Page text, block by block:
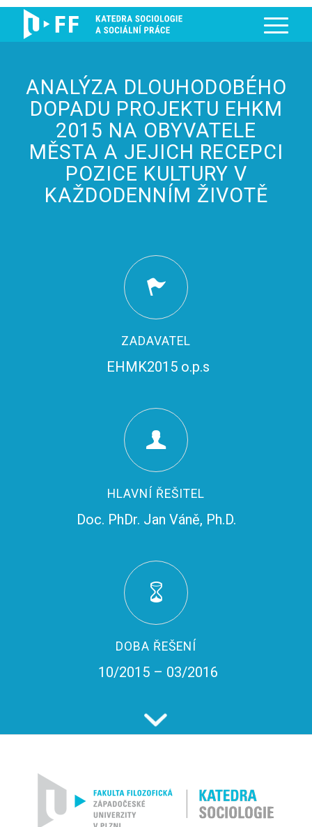
ANALÝZA DLOUHODOBÉHO
DOPADU PROJEKTU EHKM
2015 NA OBYVATELE
MĚSTA A JEJICH RECEPCI
POZICE KULTURY V
KAŽDODENNÍM ŽIVOTĚ
ZADAVATEL
EHMK2015 o.p.s
HLAVNÍ ŘEŠITEL
Doc. PhDr. Jan Váně, Ph.D.
DOBA ŘEŠENÍ
10/2015 – 03/2016